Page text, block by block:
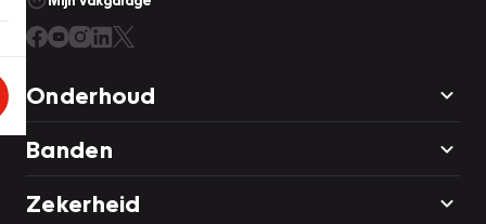
Onderhoud
Banden
Zekerheid